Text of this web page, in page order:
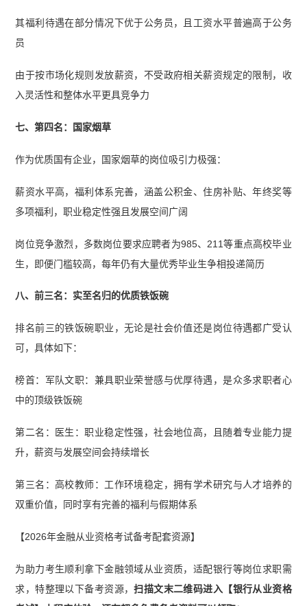
其福利待遇在部分情况下优于公务员，且工资水平普遍高于公务
员
由于按市场化规则发放薪资，不受政府相关薪资规定的限制，收
入灵活性和整体水平更具竞争力
七、第四名：国家烟草
作为优质国有企业，国家烟草的岗位吸引力极强：
薪资水平高，福利体系完善，涵盖公积金、住房补贴、年终奖等
多项福利，职业稳定性强且发展空间广阔
岗位竞争激烈，多数岗位要求应聘者为985、211等重点高校毕业
生，即便门槛较高，每年仍有大量优秀毕业生争相投递简历
八、前三名：实至名归的优质铁饭碗
排名前三的铁饭碗职业，无论是社会价值还是岗位待遇都广受认
可，具体如下：
榜首：军队文职：兼具职业荣誉感与优厚待遇，是众多求职者心
中的顶级铁饭碗
第二名：医生：职业稳定性强，社会地位高，且随着专业能力提
升，薪资与发展空间会持续增长
第三名：高校教师：工作环境稳定，拥有学术研究与人才培养的
双重价值，同时享有完善的福利与假期体系
【2026年金融从业资格考试备考配套资源】
为助力考生顺利拿下金融领域从业资质，适配银行等岗位求职需
求，特整理以下备考资源，扫描文末二维码进入【银行从业资格